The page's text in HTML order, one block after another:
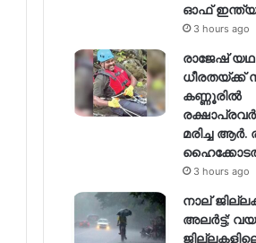
ഓഫ്
3 hours ago
രാജേഷ്
ധീരതയ്ക്ക്
കണ്ണൂരിൽ
മരിച്ച ആര്‍.
3 hours ago
നാല്
അലർട്ട്;